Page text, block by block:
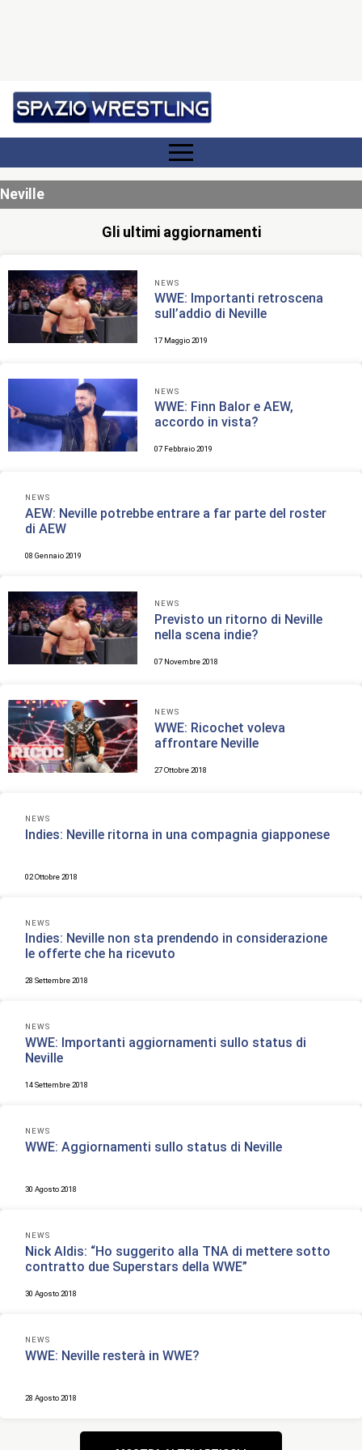
Neville
Gli ultimi aggiornamenti
NEWS
WWE: Importanti retroscena
sull’addio di Neville
17 Maggio 2019
NEWS
WWE: Finn Balor e AEW,
accordo in vista?
07 Febbraio 2019
NEWS
AEW: Neville potrebbe entrare a far parte del roster
di AEW
08 Gennaio 2019
NEWS
Previsto un ritorno di Neville
nella scena indie?
07 Novembre 2018
NEWS
WWE: Ricochet voleva
affrontare Neville
27 Ottobre 2018
NEWS
Indies: Neville ritorna in una compagnia giapponese
02 Ottobre 2018
NEWS
Indies: Neville non sta prendendo in considerazione
le offerte che ha ricevuto
28 Settembre 2018
NEWS
WWE: Importanti aggiornamenti sullo status di
Neville
14 Settembre 2018
NEWS
WWE: Aggiornamenti sullo status di Neville
30 Agosto 2018
NEWS
Nick Aldis: “Ho suggerito alla TNA di mettere sotto
contratto due Superstars della WWE”
30 Agosto 2018
NEWS
WWE: Neville resterà in WWE?
28 Agosto 2018
Navigazione